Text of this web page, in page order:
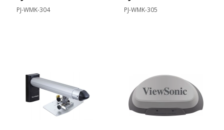
PJ-WMK-304 PJ-WMK-305